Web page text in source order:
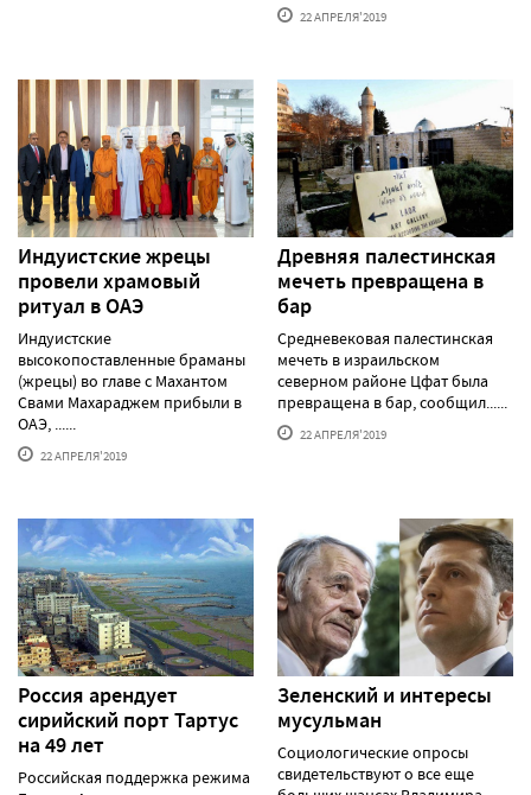
22 АПРЕЛЯ'2019
Индуистские жрецы
провели храмовый
ритуал в ОАЭ
Индуистские
высокопоставленные браманы
(жрецы) во главе с Махантом
Свами Махараджем прибыли в
ОАЭ, ......
22 АПРЕЛЯ'2019
Древняя палестинская
мечеть превращена в
бар
Средневековая палестинская
мечеть в израильском
северном районе Цфат была
превращена в бар, сообщил......
22 АПРЕЛЯ'2019
Россия арендует
сирийский порт Тартус
на 49 лет
Российская поддержка режима
Зеленский и интересы
мусульман
Социологические опросы
свидетельствуют о все еще